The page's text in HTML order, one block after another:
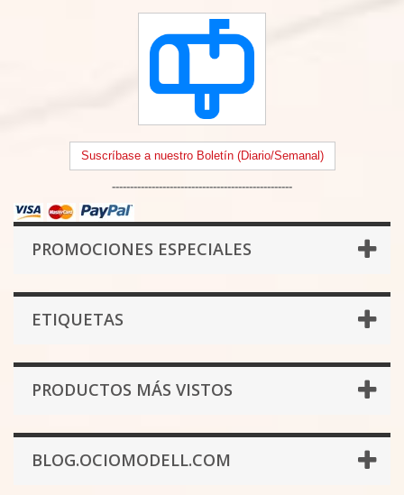
Suscríbase a nuestro Boletín (Diario/Semanal)
--------------------------------------------------
PROMOCIONES ESPECIALES
ETIQUETAS
PRODUCTOS MÁS VISTOS
BLOG.OCIOMODELL.COM